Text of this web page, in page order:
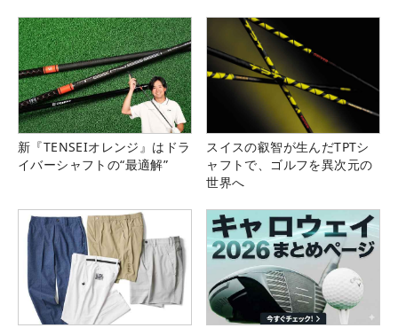
新『TENSEIオレンジ』はドラ
イバーシャフトの“最適解”
スイスの叡智が生んだTPTシ
ャフトで、ゴルフを異次元の
世界へ